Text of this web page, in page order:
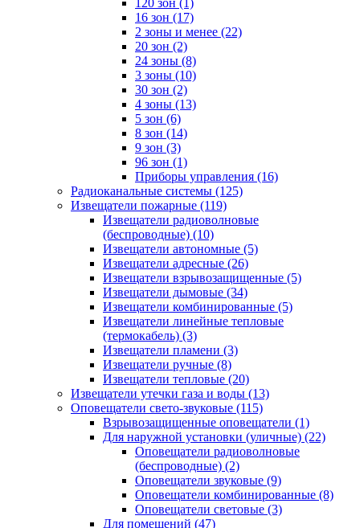
120 зон (1)
16 зон (17)
2 зоны и менее (22)
20 зон (2)
24 зоны (8)
3 зоны (10)
30 зон (2)
4 зоны (13)
5 зон (6)
8 зон (14)
9 зон (3)
96 зон (1)
Приборы управления (16)
Радиоканальные системы (125)
Извещатели пожарные (119)
Извещатели радиоволновые
(беспроводные) (10)
Извещатели автономные (5)
Извещатели адресные (26)
Извещатели взрывозащищенные (5)
Извещатели дымовые (34)
Извещатели комбинированные (5)
Извещатели линейные тепловые
(термокабель) (3)
Извещатели пламени (3)
Извещатели ручные (8)
Извещатели тепловые (20)
Извещатели утечки газа и воды (13)
Оповещатели свето-звуковые (115)
Взрывозащищенные оповещатели (1)
Для наружной установки (уличные) (22)
Оповещатели радиоволновые
(беспроводные) (2)
Оповещатели звуковые (9)
Оповещатели комбинированные (8)
Оповещатели световые (3)
Для помещений (47)